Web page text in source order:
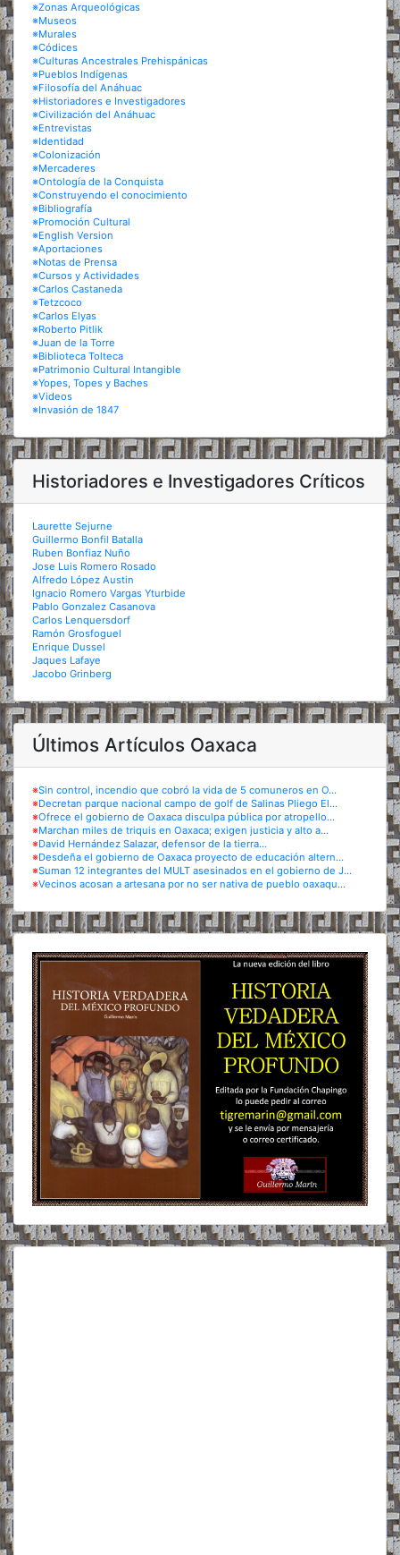
※Zonas Arqueológicas
※Museos
※Murales
※Códices
※Culturas Ancestrales Prehispánicas
※Pueblos Indígenas
※Filosofía del Anáhuac
※Historiadores e Investigadores
※Civilización del Anáhuac
※Entrevistas
※Identidad
※Colonización
※Mercaderes
※Ontología de la Conquista
※Construyendo el conocimiento
※Bibliografía
※Promoción Cultural
※English Version
※Aportaciones
※Notas de Prensa
※Cursos y Actividades
※Carlos Castaneda
※Tetzcoco
※Carlos Elyas
※Roberto Pitlik
※Juan de la Torre
※Biblioteca Tolteca
※Patrimonio Cultural Intangible
※Yopes, Topes y Baches
※Videos
※Invasión de 1847
Historiadores e Investigadores Críticos
Laurette Sejurne
Guillermo Bonfil Batalla
Ruben Bonfiaz Nuño
Jose Luis Romero Rosado
Alfredo López Austin
Ignacio Romero Vargas Yturbide
Pablo Gonzalez Casanova
Carlos Lenquersdorf
Ramón Grosfoguel
Enrique Dussel
Jaques Lafaye
Jacobo Grinberg
Últimos Artículos Oaxaca
※Sin control, incendio que cobró la vida de 5 comuneros en O...
※Decretan parque nacional campo de golf de Salinas Pliego El...
※Ofrece el gobierno de Oaxaca disculpa pública por atropello...
※Marchan miles de triquis en Oaxaca; exigen justicia y alto a...
※David Hernández Salazar, defensor de la tierra...
※Desdeña el gobierno de Oaxaca proyecto de educación altern...
※Suman 12 integrantes del MULT asesinados en el gobierno de J...
※Vecinos acosan a artesana por no ser nativa de pueblo oaxaqu...